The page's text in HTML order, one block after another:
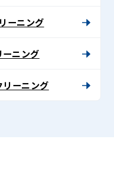
ーニング
ニング
ーニング